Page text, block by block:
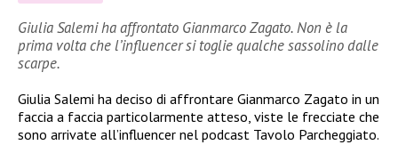
Giulia Salemi ha affrontato Gianmarco Zagato. Non è la
prima volta che l’influencer si toglie qualche sassolino dalle
scarpe.
Giulia Salemi ha deciso di affrontare Gianmarco Zagato in un
faccia a faccia particolarmente atteso, viste le frecciate che
sono arrivate all’influencer nel podcast Tavolo Parcheggiato.